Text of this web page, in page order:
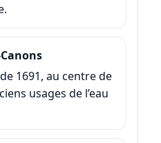
1691, au centre de
usages de l’eau